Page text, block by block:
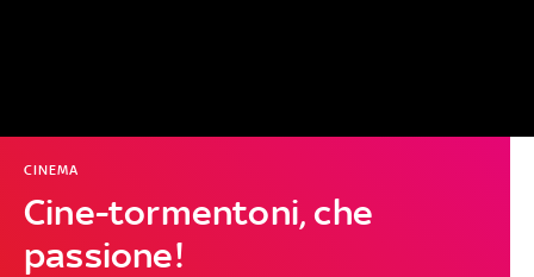
Cine-tormentoni, che
passione!
CINEMA